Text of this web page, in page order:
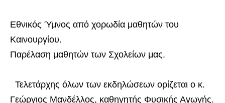
Εθνικός Ύμνος από χορωδία μαθητών του
Καινουργίου.
Παρέλαση μαθητών των Σχολείων μας.
Τελετάρχης όλων των εκδηλώσεων ορίζεται ο κ.
Γεώργιος Μανδέλλος, καθηγητής Φυσικής Αγωγής.